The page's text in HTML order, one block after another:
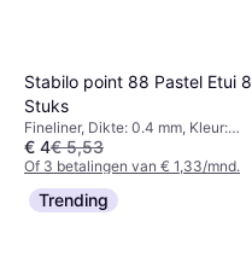
Stabilo point 88 Pastel Etui 8
Stuks
Fineliner, Dikte: 0.4 mm, Kleur:
Multikleur, Blauw, Turkoois, Zwart,
Geel, Oranje
€ 4€ 5,53
Of 3 betalingen van € 1,33/mnd.
9+ winkels
Trending